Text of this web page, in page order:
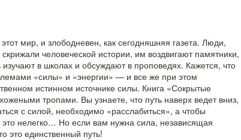
мир, и злободневен, как сегодняшняя газета. Люди,
человеческой истории, им воздвигают памятники,
в школах и обсуждают в проповедях. Кажется, что
«силы» и «энергии» — и все же при этом
истинном источнике силы. Книга «Сокрытые
тропами. Вы узнаете, что путь наверх ведет вниз,
с силой, необходимо «расслабиться», а чтобы
нелегко… Но если вам нужна сила, независящая
это единственный путь!